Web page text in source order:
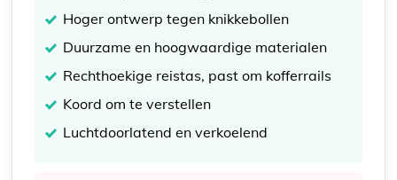
Hoger ontwerp tegen knikkebollen
Duurzame en hoogwaardige materialen
Rechthoekige reistas, past om kofferrails
Koord om te verstellen
Luchtdoorlatend en verkoelend